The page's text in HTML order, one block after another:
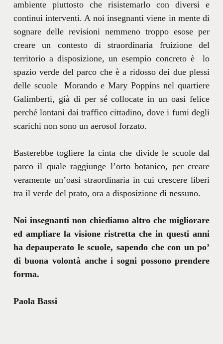
ambiente piuttosto che risistemarlo con diversi e
continui interventi. A noi insegnanti viene in mente di
sognare delle revisioni nemmeno troppo esose per
creare un contesto di straordinaria fruizione del
territorio a disposizione, un esempio concreto è lo
spazio verde del parco che è a ridosso dei due plessi
delle scuole Morando e Mary Poppins nel quartiere
Galimberti, già di per sé collocate in un oasi felice
perché lontani dai traffico cittadino, dove i fumi degli
scarichi non sono un aerosol forzato.
Basterebbe togliere la cinta che divide le scuole dal
parco il quale raggiunge l’orto botanico, per creare
veramente un’oasi straordinaria in cui crescere liberi
tra il verde del prato, ora a disposizione di nessuno.
Noi insegnanti non chiediamo altro che migliorare
ed ampliare la visione ristretta che in questi anni
ha depauperato le scuole, sapendo che con un po’
di buona volontà anche i sogni possono prendere
forma.
Paola Bassi